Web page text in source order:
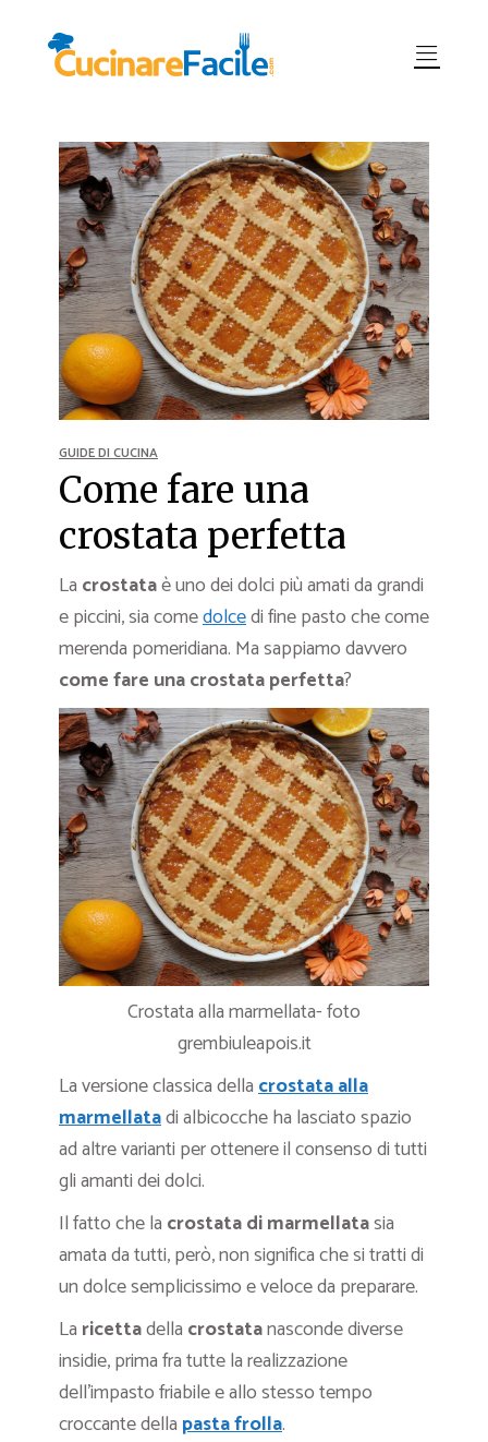
GUIDE DI CUCINA
Come fare una
crostata perfetta
La crostataè uno dei dolci più amati da grandi
e piccini, sia comedolcedi fine pasto che come
merenda pomeridiana. Ma sappiamo davvero
come fare una crostata perfetta?
Crostata alla marmellata- foto
grembiuleapois.it
La versione classica dellacrostata alla
marmellatadi albicocche ha lasciato spazio
ad altre varianti per ottenere il consenso di tutti
gli amanti dei dolci.
Il fatto che la crostatadi marmellatasia
amata da tutti, però, non significa che si tratti di
un dolce semplicissimo e veloce da preparare.
La ricettadella crostatanasconde diverse
insidie, prima fra tutte la realizzazione
dell’impasto friabile e allo stesso tempo
croccante della pasta frolla.